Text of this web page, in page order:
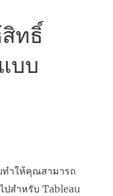
ทธิ์
บบ
ทำให้คุณสามารถ
ปสำหรับ Tableau